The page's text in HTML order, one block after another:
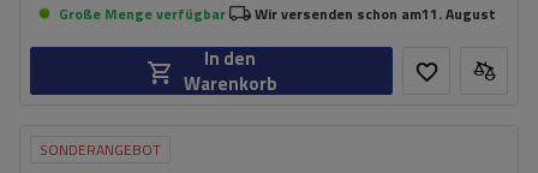
Große Menge verfügbar
Wir versenden schon am11. August
In den
Warenkorb
SONDERANGEBOT